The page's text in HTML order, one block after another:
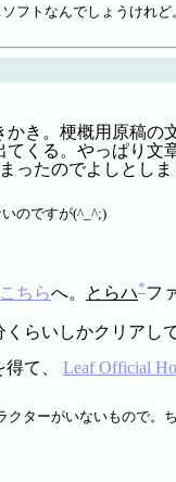
フトなんでしょうけれ
き。梗概用原稿の
くる。やっぱり文
ったのでよしとし
のですが(^_^;)
こちらへ。 とらハ*フ
くらいしかクリアし
て、 Leaf Official
クターがいないもので。